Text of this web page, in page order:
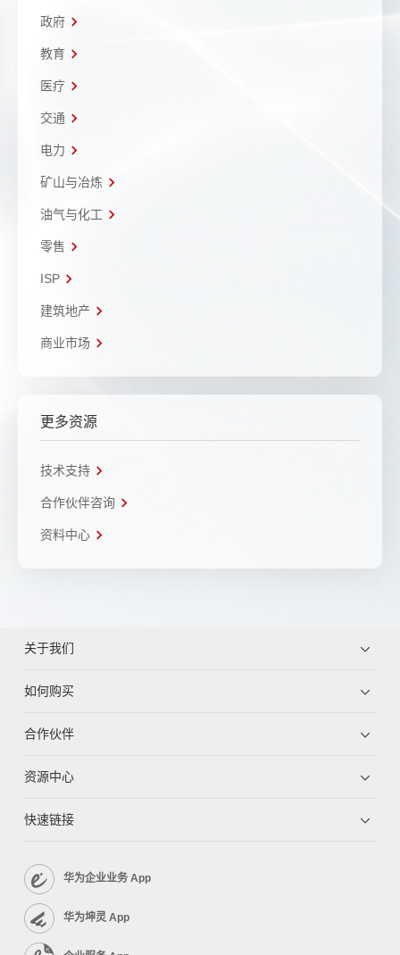
政府
教育
医疗
交通
电力
矿山与冶炼
油气与化工
零售
ISP
建筑地产
商业市场
更多资源
技术支持
合作伙伴咨询
资料中心
关于我们
如何购买
合作伙伴
资源中心
快速链接
华为企业业务 App
华为坤灵 App